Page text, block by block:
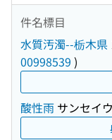
件名標目
水質汚濁--栃木県
00998539 )
酸性雨 サンセイウ